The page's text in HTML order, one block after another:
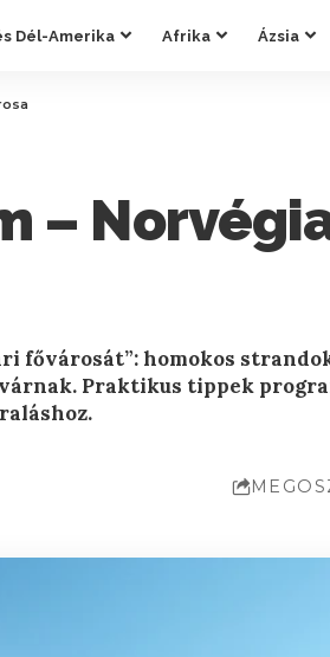
Dél-Amerika Afrika Ázsia
–
fővárosát”: homokos
Praktikus tippek